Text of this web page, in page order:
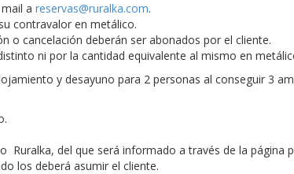
a reservas@ruralka.com.
contravalor en metálico.
o cancelación deberán ser abonados por el cliente.
ni por la cantidad equivalente al mismo en
y desayuno para 2 personas al conseguir 3
Ruralka, del que será informado a través de la
los deberá asumir el cliente.